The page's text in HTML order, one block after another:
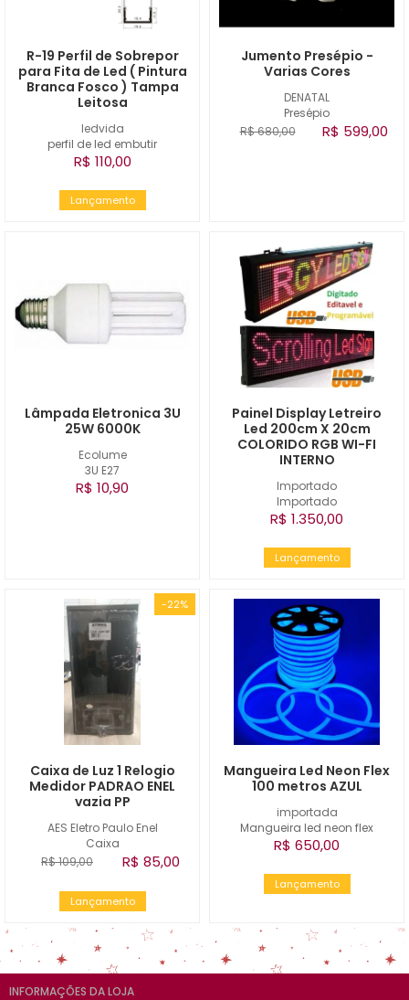
ledvida
perfil de led embutir
R-19 Perfil de Sobrepor
para Fita de Led ( Pintura
Branca Fosco ) Tampa
Leitosa
R$ 110,00
Lançamento
DENATAL
Presépio
Jumento Presépio -
Varias Cores
R$ 680,00 R$ 599,00
Ecolume
3U E27
Lâmpada Eletronica 3U
25W 6000K
R$ 10,90
Importado
Importado
Painel Display Letreiro
Led 200cm X 20cm
COLORIDO RGB WI-FI
INTERNO
R$ 1.350,00
Lançamento
-22%
AES Eletro Paulo Enel
Caixa
Caixa de Luz 1 Relogio
Medidor PADRAO ENEL
vazia PP
R$ 109,00 R$ 85,00
Lançamento
importada
Mangueira led neon flex
Mangueira Led Neon Flex
100 metros AZUL
R$ 650,00
Lançamento
INFORMAÇÕES DA LOJA